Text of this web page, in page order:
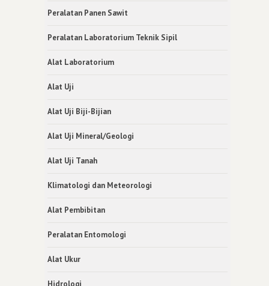
Peralatan Panen Sawit
Peralatan Laboratorium Teknik Sipil
Alat Laboratorium
Alat Uji
Alat Uji Biji-Bijian
Alat Uji Mineral/Geologi
Alat Uji Tanah
Klimatologi dan Meteorologi
Alat Pembibitan
Peralatan Entomologi
Alat Ukur
Hidrologi